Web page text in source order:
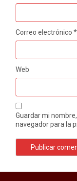
Correo electrónico*
Web
Guardar mi
navegador para la